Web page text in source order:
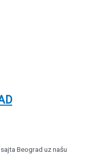
Beograd uz našu